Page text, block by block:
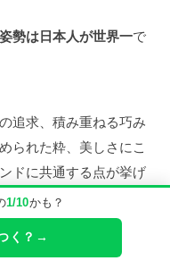
1/10かも？
く？→
勢は日本人が世界一で
追求、積み重ねる巧み
られた粋、美しさにこ
ドに共通する点が挙げ
本のブランドへの品質
日本人のブランドに対
れつつあります。